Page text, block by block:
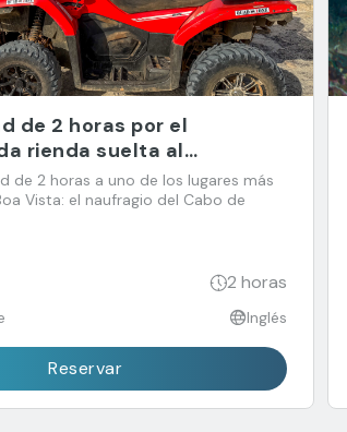
de 2 horas por el
rienda suelta al
llevas dentro!
de 2 horas a uno de los lugares más
Vista: el naufragio del Cabo de
2 horas
Inglés
Reservar